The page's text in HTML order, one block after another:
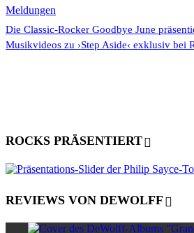
Meldungen
Die Classic-Rocker Goodbye June
Musikvideos zu ›Step Aside‹ exklusiv bei
ROCKS PRÄSENTIERT
REVIEWS VON DEWOLFF